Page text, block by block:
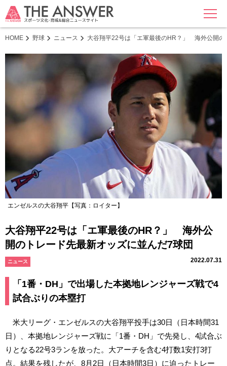
MENU
HOME 野球 ニュース 大谷翔平22号は「エ軍最後のHR？」 海外公開の
エンゼルスの大谷翔平【写真：ロイター】
大谷翔平22号は「エ軍最後のHR？」 海外公
開のトレード先最新オッズに並んだ7球団
ニュース 2022.07.31
「1番・DH」で出場した本拠地レンジャーズ戦で4
試合ぶりの本塁打
米大リーグ・エンゼルスの大谷翔平投手は30日（日本時間31
日）、本拠地レンジャーズ戦に「1番・DH」で先発し、4試合ぶ
りとなる22号3ランを放った。大アーチを含む4打数1安打3打
点。結果を残したが、8月2日（日本時間3日）に迫ったトレー